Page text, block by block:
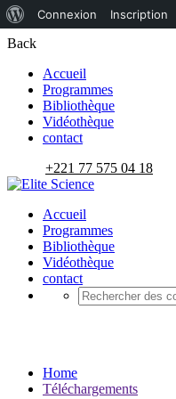
propos
de
WordPress
Connexion Inscription
Back
Accueil
Programmes
Bibliothèque
Vidéothèque
contact
+221 77 575 04 18
Accueil
Programmes
Bibliothèque
Vidéothèque
contact
Home
Téléchargements